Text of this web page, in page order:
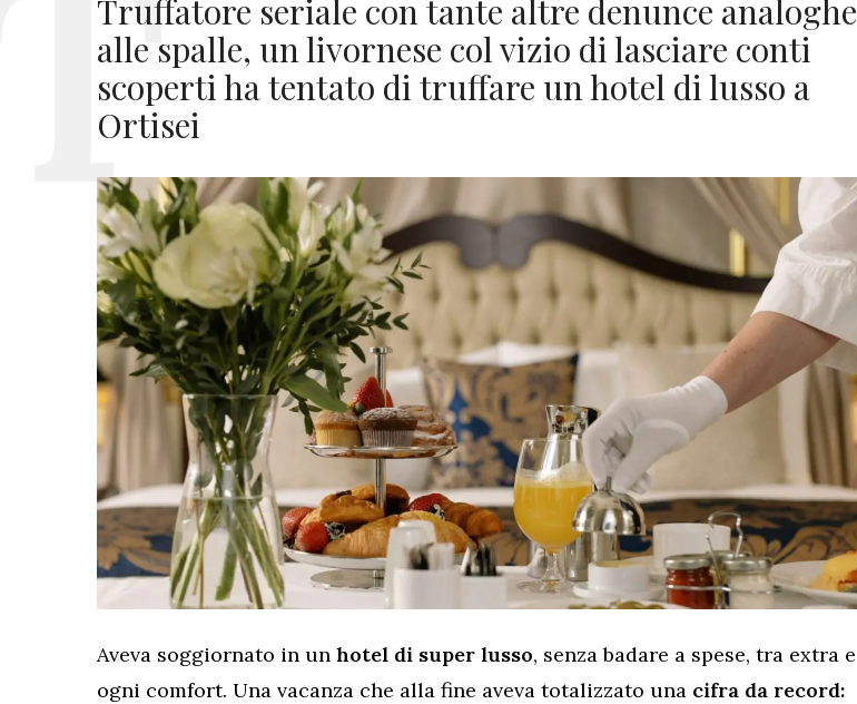
Truffatore seriale con tante altre denunce analoghe
alle spalle, un livornese col vizio di lasciare conti
scoperti ha tentato di truffare un hotel di lusso a
Ortisei
Aveva soggiornato in un hotel di super lusso, senza badare a spese, tra extra e
ogni comfort. Una vacanza che alla fine aveva totalizzato una cifra da record: